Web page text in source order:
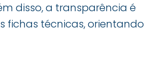
disso, a transparência é
técnicas, orientando